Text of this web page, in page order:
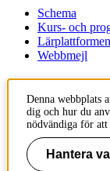
Schema
Kurs- och
Webbmejl
Kontakt
KTH
100 44 Stockholm
+46 8 790 60 00
Denna webbplats
dig och hur du
nödvändiga för att
Hantera